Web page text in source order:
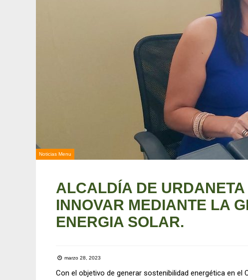
Noticias Menu
ALCALDÍA DE
INNOVAR MEDIANTE LA
ENERGIA SOLAR.
marzo 28, 2023
Con el objetivo de generar sostenibilidad energética en el